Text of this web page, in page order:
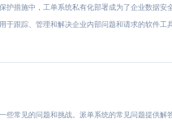
措施中，工单系统私有化部署成为了企业数据安
跟踪、管理和解决企业内部问题和请求的软件工
常见的问题和挑战。派单系统的常见问题提供解